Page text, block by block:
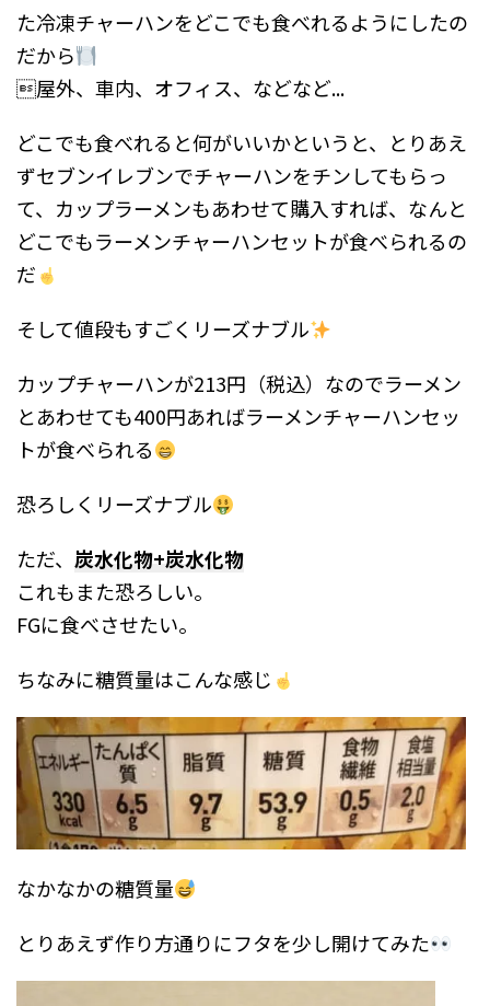
た冷凍チャーハンをどこでも食べれるようにしたの
だから
屋外、車内、オフィス、などなど...
どこでも食べれると何がいいかというと、とりあえ
ずセブンイレブンでチャーハンをチンしてもらっ
て、カップラーメンもあわせて購入すれば、なんと
どこでもラーメンチャーハンセットが食べられるの
だ
そして値段もすごくリーズナブル
カップチャーハンが213円（税込）なのでラーメン
とあわせても400円あればラーメンチャーハンセッ
トが食べられる
恐ろしくリーズナブル
ただ、 炭水化物+炭水化物
これもまた恐ろしい。
FGに食べさせたい。
ちなみに糖質量はこんな感じ
なかなかの糖質量
とりあえず作り方通りにフタを少し開けてみた